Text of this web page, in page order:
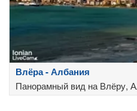
Влёра - Албания
Панорамный вид на Влёру,